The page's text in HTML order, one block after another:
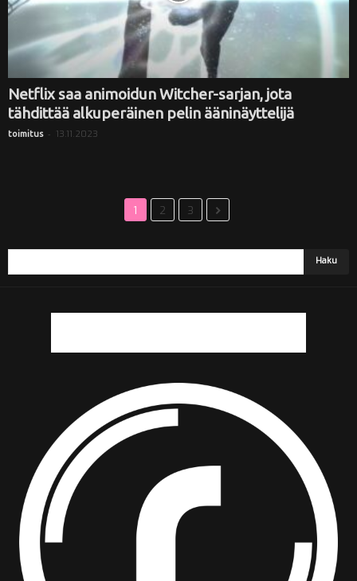
Netflix saa animoidun Witcher-sarjan, jota
tähdittää alkuperäinen pelin ääninäyttelijä
toimitus - 13.11.2023
1 2 3